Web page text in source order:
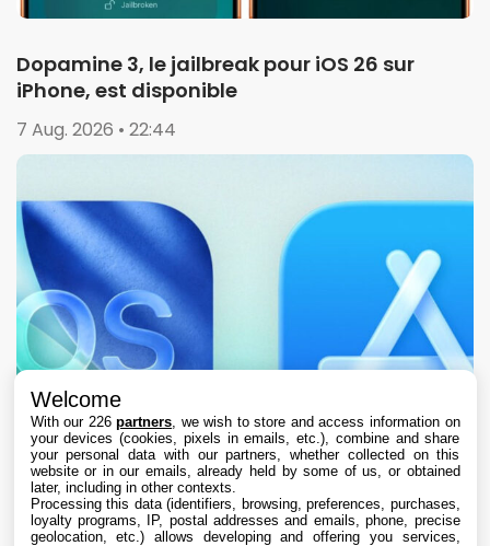
Dopamine 3, le jailbreak pour iOS 26 sur
iPhone, est disponible
7 Aug. 2026 • 22:44
Welcome
With our 226partners , we wish to store and access information on
your devices (cookies, pixels in emails, etc.), combine and share
your personal data with our partners, whether collected on this
website or in our emails, already held by some of us, or obtained
later, including in other contexts.
Processing this data (identifiers, browsing, preferences, purchases,
loyalty programs, IP, postal addresses and emails, phone, precise
geolocation, etc.) allows developing and offering you services,